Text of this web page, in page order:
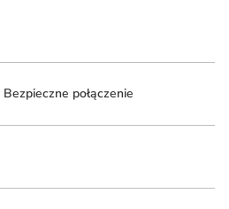
Bezpieczne połączenie